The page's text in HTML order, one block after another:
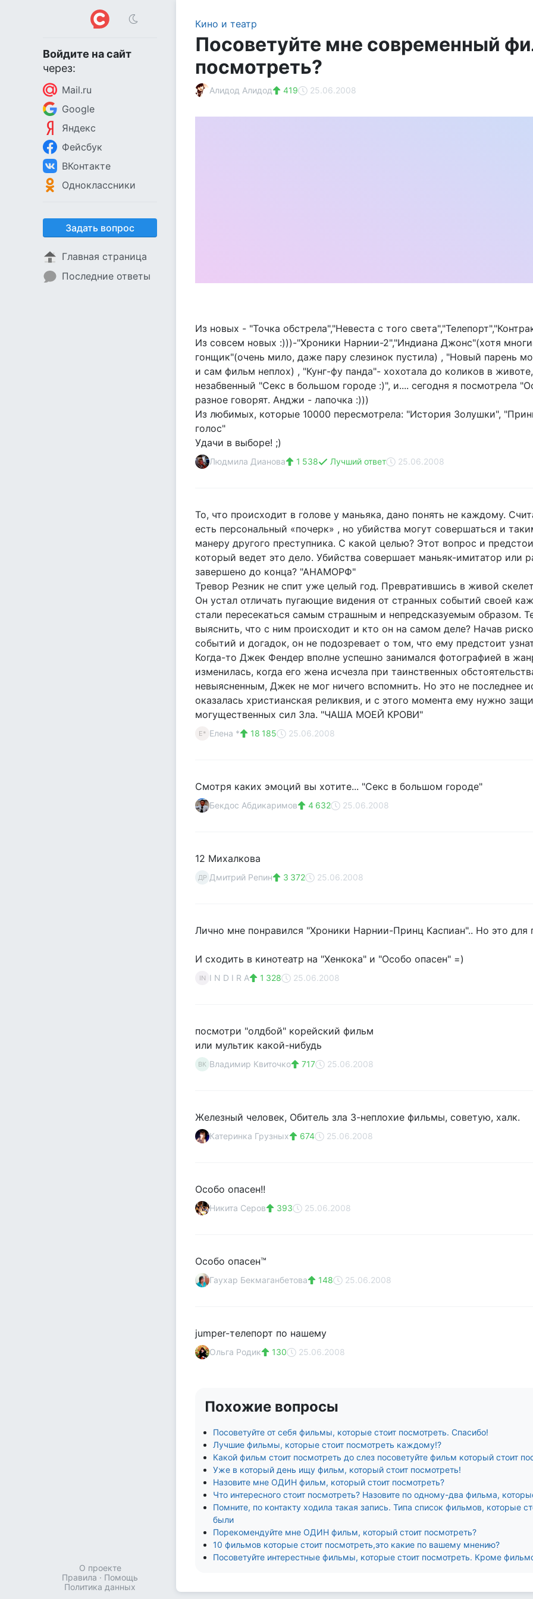
Войдите на сайт
через:
Mail.ru
Google
Яндекс
Фейсбук
ВКонтакте
Одноклассники
Задать вопрос
Главная страница
Последние ответы
О проекте
Правила · Помощь
Политика данных
Кино и театр
Посоветуйте мне современный
посмотреть?
Алидод Алидод 419 25.06.2008
Из новых - "Точка обстрела","Невеста с того
Из совсем новых :)))-"Хроники Нарнии-2","Индиана Джонс"(хотя
гонщик"(очень мило, даже пару слезинок пустила) , "Новый парень
и сам фильм неплох) , "Кунг-фу панда"- хохотала до коликов в
незабвенный "Секс в большом городе :)", и.... сегодня я посмотрела
разное говорят. Анджи - лапочка :)))
Из любимых, которые 10000 пересмотрела: "История Золушки",
голос"
Удачи в выборе! ;)
Людмила Дианова 1 538 Лучший ответ 25.06.2008
То, что происходит в голове у маньяка, дано понять не каждому.
есть персональный «почерк» , но убийства могут совершаться и
манеру другого преступника. С какой целью? Этот вопрос и
который ведет это дело. Убийства совершает маньяк-имитатор или
завершено до конца? "АНАМОРФ"
Тревор Резник не спит уже целый год. Превратившись в живой
Он устал отличать пугающие видения от странных событий своей
стали пересекаться самым страшным и непредсказуемым образом.
выяснить, что с ним происходит и кто он на самом деле? Начав
событий и догадок, он не подозревает о том, что ему предстоит
Когда-то Джек Фендер вполне успешно занимался фотографией в
изменилась, когда его жена исчезла при таинственных
невыясненным, Джек не мог ничего вспомнить. Но это не последнее
оказалась христианская реликвия, и с этого момента ему нужно
могущественных сил Зла. "ЧАША МОЕЙ КРОВИ"
Е* Елена * 18 185 25.06.2008
Смотря каких эмоций вы хотите... "Секс в большом городе"
Бекдос Абдикаримов 4 632 25.06.2008
12 Михалкова
ДР Дмитрий Репин 3 372 25.06.2008
Лично мне понравился "Хроники Нарнии-Принц Каспиан".. Но это для
И сходить в кинотеатр на "Хенкока" и "Особо опасен" =)
IN I N D I R A 1 328 25.06.2008
посмотри "олдбой" корейский фильм
или мультик какой-нибудь
ВК Владимир Квиточко 717 25.06.2008
Железный человек, Обитель зла 3-неплохие фильмы, советую, халк.
Катеринка Грузных 674 25.06.2008
Особо опасен!!
Никита Серов 393 25.06.2008
Особо опасен™
Гаухар Бекмаганбетова 148 25.06.2008
jumper-телепорт по нашему
Ольга Родик 130 25.06.2008
Похожие вопросы
Посоветуйте от себя фильмы, которые стоит посмотреть. Спасибо!
Лучшие фильмы, которые стоит посмотреть каждому!?
Какой фильм стоит посмотреть до слез посоветуйте фильм который стоит
Уже в который день ищу фильм, который стоит посмотреть!
Назовите мне ОДИН фильм, который стоит посмотреть?
Что интересного стоит посмотреть? Назовите по одному-два фильма,
Помните, по контакту ходила такая запись. Типа список фильмов, которые
были
Порекомендуйте мне ОДИН фильм, который стоит посмотреть?
10 фильмов которые стоит посмотреть,это какие по вашему мнению?
Посоветуйте интерестные фильмы, которые стоит посмотреть. Кроме